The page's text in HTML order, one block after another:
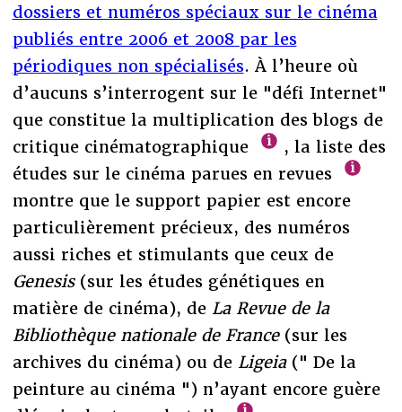
dossiers et numéros spéciaux sur le cinéma
publiés entre 2006 et 2008 par les
périodiques non spécialisés. À l’heure où
d’aucuns s’interrogent sur le "défi Internet"
que constitue la multiplication des blogs de
critique cinématographique
, la liste des
études sur le cinéma parues en revues
montre que le support papier est encore
particulièrement précieux, des numéros
aussi riches et stimulants que ceux de
Genesis(sur les études génétiques en
matière de cinéma), de La Revue de la
Bibliothèque nationale de France(sur les
archives du cinéma) ou de Ligeia(" De la
peinture au cinéma ") n’ayant encore guère